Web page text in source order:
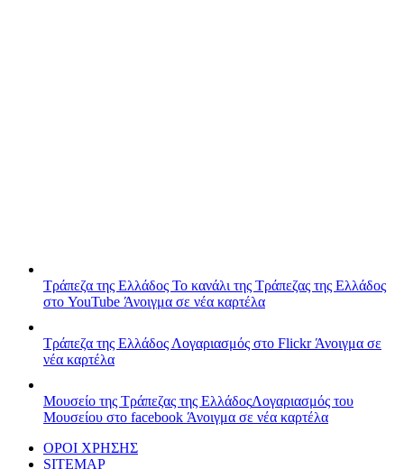
Τράπεζα της Ελλάδος Το κανάλι της Τράπεζας της Ελλάδος
στο YouTube Άνοιγμα σε νέα καρτέλα
Τράπεζα της Ελλάδος Λογαριασμός στο FlickrΆνοιγμα σε
νέα καρτέλα
Μουσείο της Τράπεζας της ΕλλάδοςΛογαριασμός του
Μουσείου στο facebook Άνοιγμα σε νέα καρτέλα
ΟΡΟΙ ΧΡΗΣΗΣ
SITEMAP